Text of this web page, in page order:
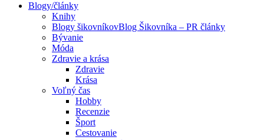
Blogy/články
Knihy
Blogy šikovníkovBlog Šikovníka – PR články
Bývanie
Móda
Zdravie a krása
Zdravie
Krása
Voľný čas
Hobby
Recenzie
Šport
Cestovanie